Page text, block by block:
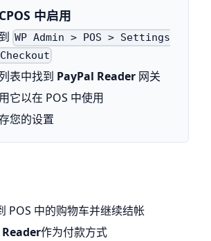
中启用
WP Admin > POS > Settings
表中找到 PayPal Reader 网关
它以在 POS 中使用
您的设置
POS 中的购物车并继续结帐
作为付款方式